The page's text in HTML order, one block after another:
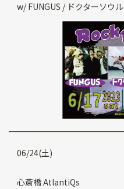
w/ FUNGUS / ドクターソウル
06/24(土)
心斎橋 AtlantiQs